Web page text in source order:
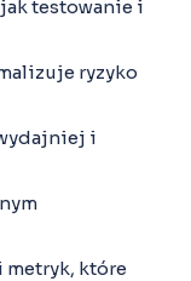
testowanie i
ryzyko
i
metryk, które